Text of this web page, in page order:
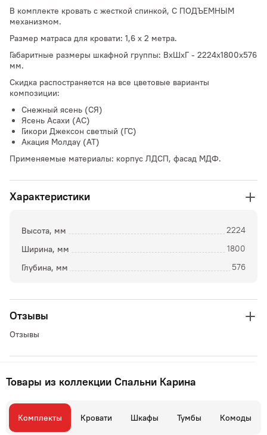
В комплекте кровать с жесткой спинкой, С ПОДЪЕМНЫМ
механизмом.
Размер матраса для кровати: 1,6 х 2 метра.
Габаритные размеры шкафной группы: ВхШхГ - 2224х1800х576
мм.
Скидка распостраняется на все цветовые варианты
композиции:
Снежный ясень (СЯ)
Ясень Асахи (АС)
Гикори Джексон светлый (ГС)
Акация Молдау (АТ)
Применяемые материалы: корпус ЛДСП, фасад МДФ.
Характеристики
Высота, мм 2224
Ширина, мм 1800
Глубина, мм 576
Отзывы
Отзывы
Товары из коллекции Спальни Карина
Комплекты Кровати Шкафы Тумбы Комоды